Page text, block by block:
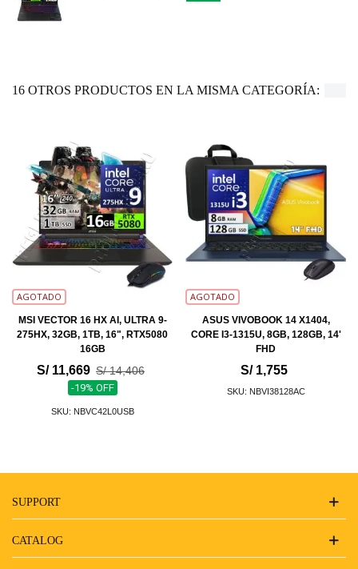
16 OTROS PRODUCTOS EN LA MISMA CATEGORÍA:
AGOTADO
MSI VECTOR 16 HX AI, ULTRA 9-
275HX, 32GB, 1TB, 16", RTX5080
16GB
S/ 11,669 S/ 14,406
-19% OFF
SKU: NBVC42L0USB
AGOTADO
ASUS VIVOBOOK 14 X1404,
CORE I3-1315U, 8GB, 128GB, 14'
FHD
S/ 1,755
SKU: NBVI38128AC
SUPPORT
CATALOG